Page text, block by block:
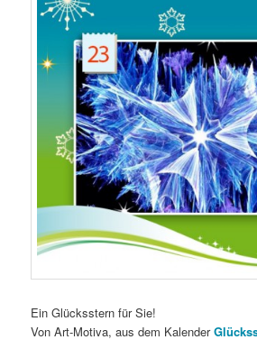
Ein Glücksstern für Sie!
Von Art-Motiva, aus dem Kalender